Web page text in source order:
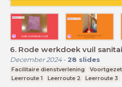
6. Rode werkdoek vuil
December 2024- 28 slides
Facilitaire dienstverlening
Leerroute 1
Leerroute 2 Leerroute 3